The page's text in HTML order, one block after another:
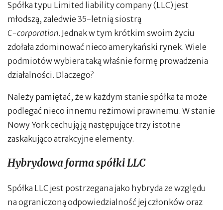
Spółka typu Limited liability company (LLC) jest
młodszą, zaledwie 35-letnią siostrą
C-corporation. Jednak w tym krótkim swoim życiu
zdołała zdominować nieco amerykański rynek. Wiele
podmiotów wybiera taką właśnie formę prowadzenia
działalności. Dlaczego?
Należy pamiętać, że w każdym stanie spółka ta może
podlegać nieco innemu reżimowi prawnemu. W stanie
Nowy York cechują ją następujące trzy istotne
zaskakująco atrakcyjne elementy.
Hybrydowa forma spółki LLC
Spółka LLC jest postrzegana jako hybryda ze względu
na ograniczoną odpowiedzialność jej członków oraz